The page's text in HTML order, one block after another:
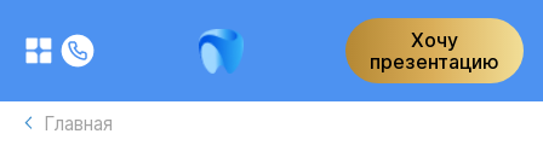
Хочу
презентацию
Главная